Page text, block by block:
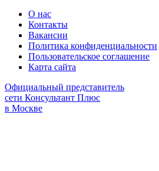
О нас
Контакты
Вакансии
Политика конфиденциальности
Пользовательское соглашение
Карта сайта
Официальный представитель
сети Консультант Плюс
в Москве